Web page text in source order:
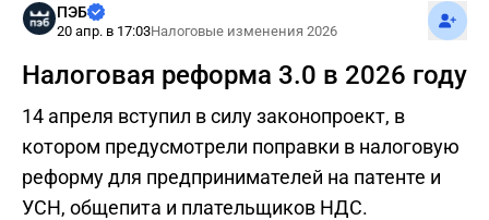
ПЭБ
20 апр. в 17:03Налоговые изменения 2026
Налоговая реформа 3.0 в 2026 году
14 апреля вступил в силу законопроект, в
котором предусмотрели поправки в налоговую
реформу для предпринимателей на патенте и
УСН, общепита и плательщиков НДС.